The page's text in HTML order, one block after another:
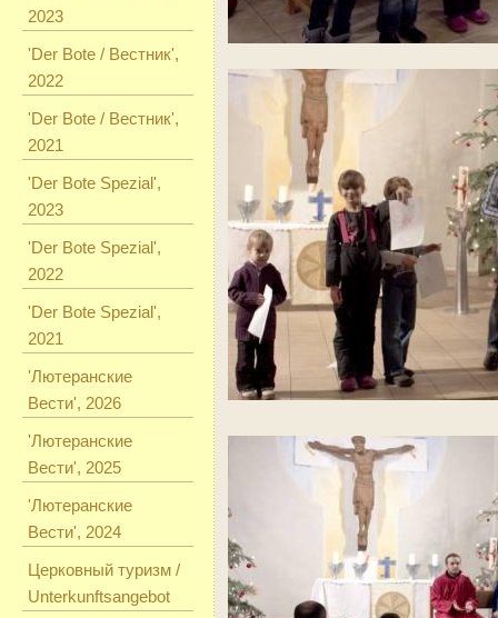
2023
'Der Bote / Вестник',
2022
'Der Bote / Вестник',
2021
'Der Bote Spezial',
2023
'Der Bote Spezial',
2022
'Der Bote Spezial',
2021
'Лютеранские
Вести', 2026
'Лютеранские
Вести', 2025
'Лютеранские
Вести', 2024
Церковный туризм /
Unterkunftsangebot